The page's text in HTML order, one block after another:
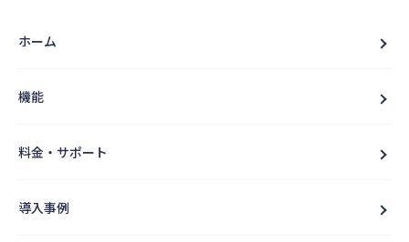
ホーム
機能
料金・サポート
導入事例